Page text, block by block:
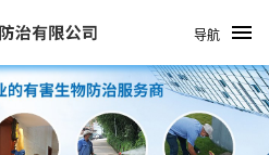
导航